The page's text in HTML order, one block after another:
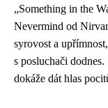
„Something in the
Nevermind od
syrovost a
s posluchači
dokáže dát hlas